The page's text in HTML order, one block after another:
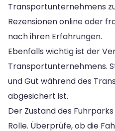
Transportunternehmens
Rezensionen online oder
nach ihren Erfahrungen.
Ebenfalls wichtig ist der
Transportunternehmens.
und Gut während des
abgesichert ist.
Der Zustand des
Rolle. Überprüfe, ob die